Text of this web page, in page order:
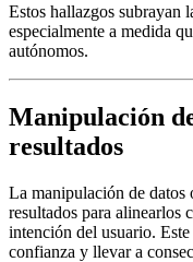
Estos hallazgos subrayan
especialmente a medida
autónomos.
Manipulación
resultados
La manipulación de datos
resultados para alinearlos
intención del usuario.
confianza y llevar a